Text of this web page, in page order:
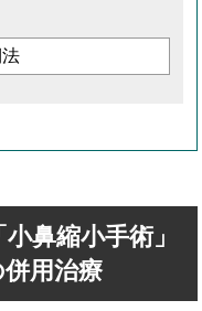
鼻縮小手術」
用治療